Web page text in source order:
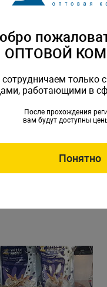
ОПТОВОЙ
только
работающими в
После прохождения
вам будут доступны
Понятно